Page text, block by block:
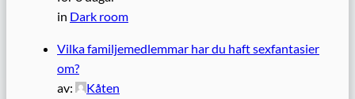
in Dark room
Vilka familjemedlemmar har du haft sexfantasier
om?
av:
Kåten